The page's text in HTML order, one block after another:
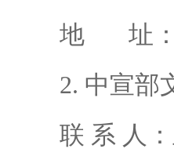
地 址：北
2. 中宣部
联 系 人：